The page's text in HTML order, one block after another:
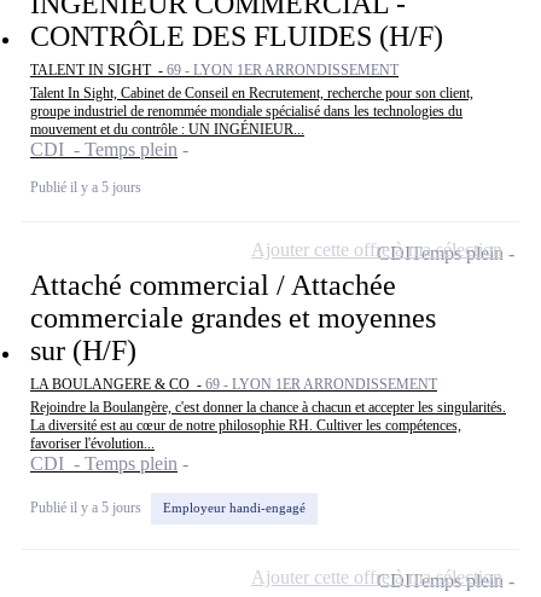
CONTRÔLE DES FLUIDES (H/F)
TALENT IN SIGHT - 69 - LYON 1ER ARRONDISSEMENT
Talent In Sight, Cabinet de Conseil en Recrutement, recherche pour son client,
groupe industriel de renommée mondiale spécialisé dans les technologies du
mouvement et du contrôle : UN INGÉNIEUR...
CDI - Temps plein
Publié il y a 5 jours
Attaché commercial / Attachée
commerciale grandes et moyennes
sur (H/F)
LA BOULANGERE & CO - 69 - LYON 1ER ARRONDISSEMENT
Rejoindre la Boulangère, c'est donner la chance à chacun et accepter les singularités.
La diversité est au cœur de notre philosophie RH. Cultiver les compétences,
favoriser l'évolution...
CDI - Temps plein
Publié il y a 5 jours Employeur handi-engagé
CDITemps plein
Ajouter cette offre à ma sélection
CDITemps plein
Ajouter cette offre à ma sélection